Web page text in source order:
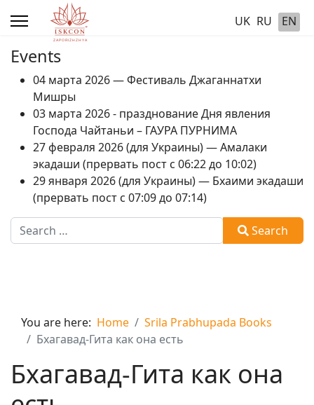
UK RU EN
Events
04 марта 2026 — Фестиваль Джаганнатхи
Мишры
03 марта 2026 - празднование Дня явления
Господа Чайтаньи – ГАУРА ПУРНИМА
27 февраля 2026 (для Украины) — Амалаки
экадаши (прервать пост с 06:22 до 10:02)
29 января 2026 (для Украины) — Бхаими экадаши
(прервать пост с 07:09 до 07:14)
Search
Search
You are here: Home
Srila Prabhupada Books
Бхагавад-Гита как она есть
Бхагавад-Гита как она